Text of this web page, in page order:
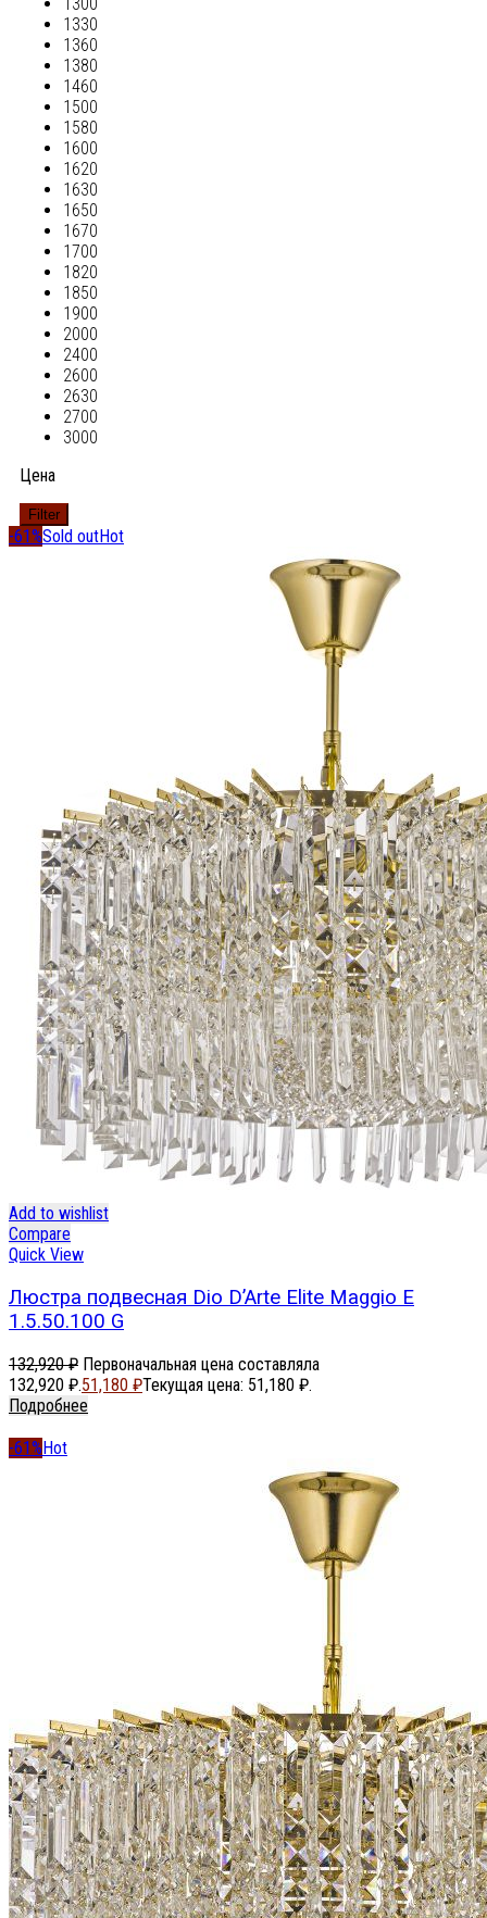
1300
1330
1360
1380
1460
1500
1580
1600
1620
1630
1650
1670
1700
1820
1850
1900
2000
2400
2600
2630
2700
3000
Цена
Filter
-61%Sold outHot
Add to wishlist
Compare
Quick View
Люстра подвесная Dio D’Arte Elite Maggio E
1.5.50.100 G
132,920₽ Первоначальная цена составляла
132,920 ₽.51,180 ₽Текущая цена: 51,180 ₽.
Подробнее
-61%Hot